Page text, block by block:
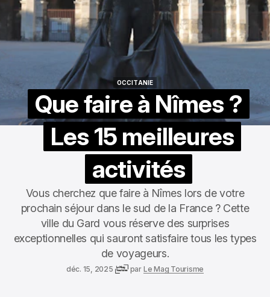
OCCITANIE
Que faire à Nîmes ?
Les 15 meilleures
activités
Vous cherchez que faire à Nîmes lors de votre
prochain séjour dans le sud de la France ? Cette
ville du Gard vous réserve des surprises
exceptionnelles qui sauront satisfaire tous les types
de voyageurs.
déc. 15, 2025 par Le Mag Tourisme